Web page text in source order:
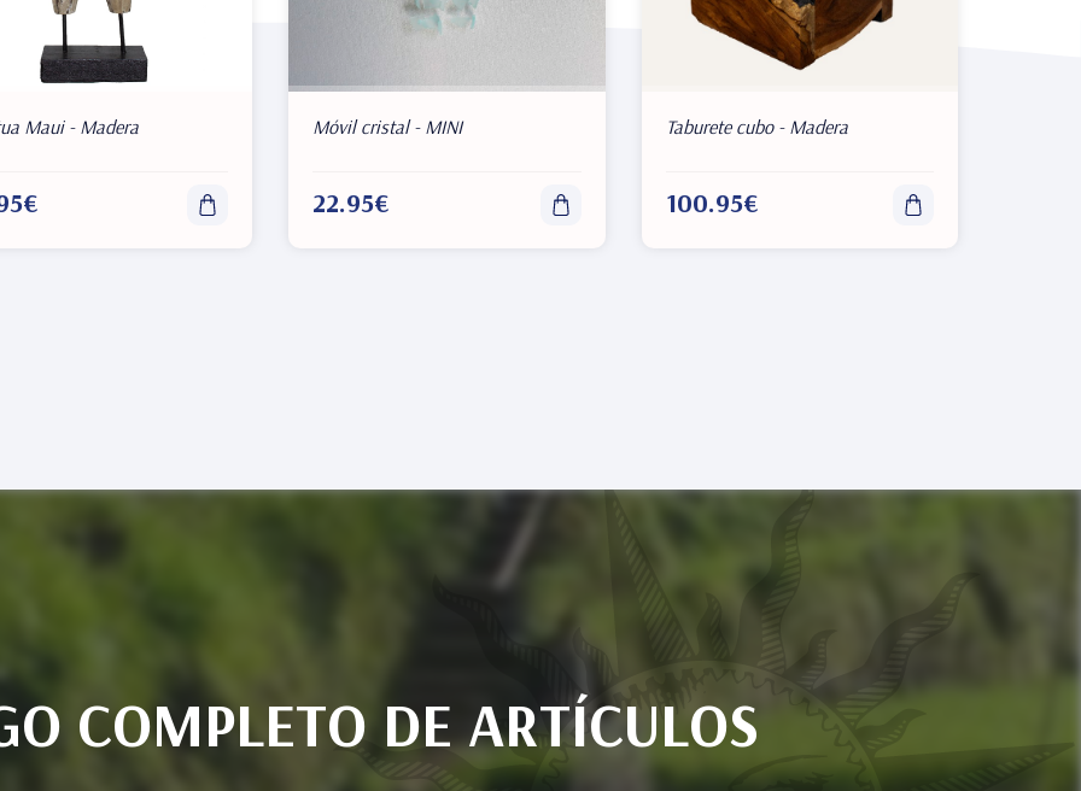
Maui - Madera Móvil cristal - MINI
22.95€
Taburete cubo - Madera
100.95€
COMPLETO DE ARTÍCULOS